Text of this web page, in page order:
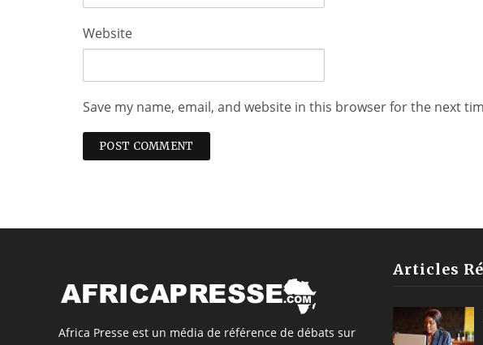
Website
Save my name, email, and website in this browser for the next
Africa Presse est un média de référence de débats sur
Articles